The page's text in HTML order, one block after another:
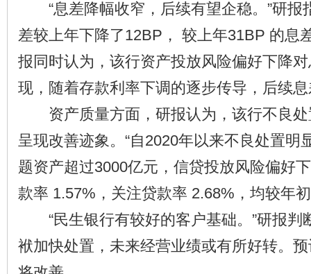
“息差降幅收窄，后续有望企稳。”研报
差较上年下降了12BP， 较上年31BP 的息
报同时认为，该行资产投放风险偏好下降
现，随着存款利率下调的逐步传导，后续
资产质量方面，研报认为，该行不良处
呈现改善迹象。“自2020年以来不良处置明
题资产超过3000亿元，信贷投放风险偏好
款率 1.57%，关注贷款率 2.68%，均较年
“民生银行有较好的客户基础。”研报判
袱加快处置，未来经营业绩或有所好转。